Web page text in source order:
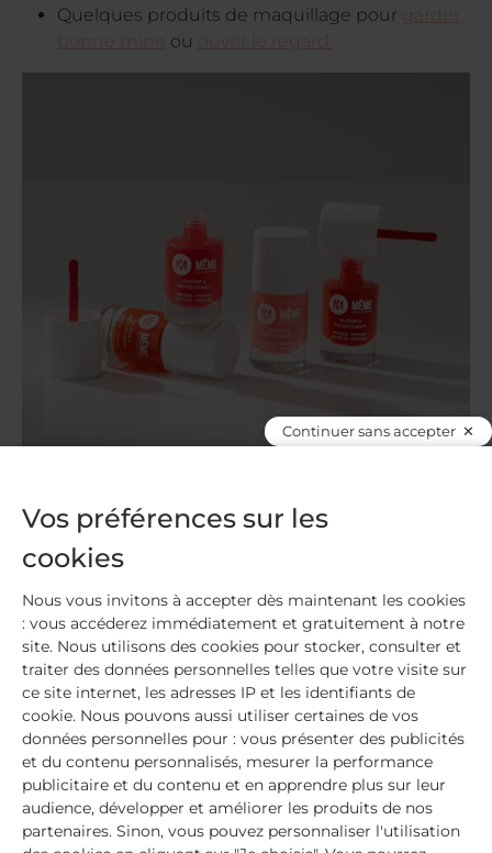
Quelques produits de maquillage pour
garder
bonne mine
ou ouvrir le regard.
Et les mamans, n’hésitez pas à compléter cette
liste non exhaustive avec ce qui vous ferait plaisir à
vous, on n’a jamais trop d’idées cadeau !
On espère que ces petites suggestions vous
donneront des idées cadeaux pour la fête de votre
maman
Continuer sans accepter
Vos préférences sur les
cookies
Nous vous invitons à accepter dès maintenant les cookies
: vous accéderez immédiatement et gratuitement à notre
site. Nous utilisons des cookies pour stocker, consulter et
traiter des données personnelles telles que votre visite sur
ce site internet, les adresses IP et les identifiants de
cookie. Nous pouvons aussi utiliser certaines de vos
données personnelles pour : vous présenter des publicités
et du contenu personnalisés, mesurer la performance
publicitaire et du contenu et en apprendre plus sur leur
audience, développer et améliorer les produits de nos
partenaires. Sinon, vous pouvez personnaliser l'utilisation